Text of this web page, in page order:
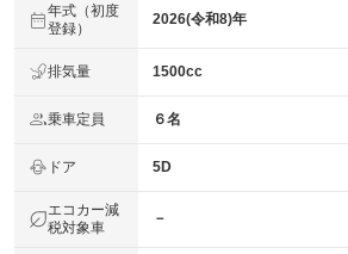
年式（初度
登録）
2026(令和8)年
排気量 1500cc
乗車定員 ６名
ドア 5D
エコカー減
税対象車
－